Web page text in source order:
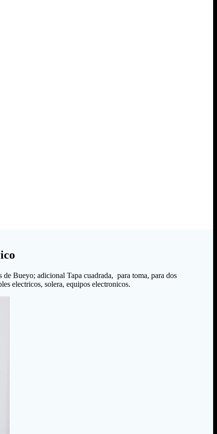
Bueyo; adicional Tapa cuadrada, para toma, para dos
electricos, solera, equipos electronicos.